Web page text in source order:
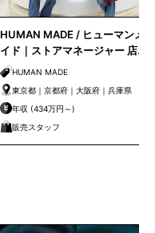
HUMAN MADE / ヒューマンメ
イド｜ストアマネージャー 店長
候補HUMAN MADE
東京都｜京都府｜大阪府｜兵庫県
年収 (434万円～)
販売スタッフ